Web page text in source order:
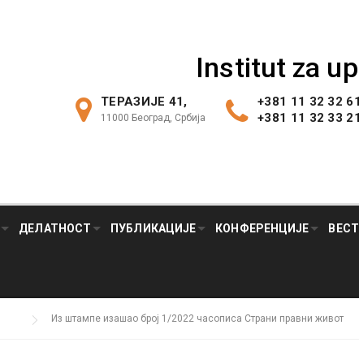
Institut za
ТЕРАЗИЈЕ 41,
11000 Београд, Србија
+381 11 32 32
+381 11 32 33
ДЕЛАТНОСТ ПУБЛИКАЦИЈЕ КОНФЕРЕНЦИЈЕ
Из штампе изашао број 1/2022 часописа Страни правни живот